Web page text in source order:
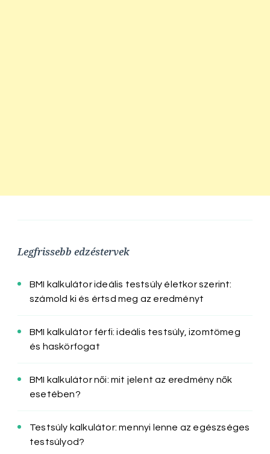
Legfrissebb edzéstervek
BMI kalkulátor ideális testsúly életkor szerint:
számold ki és értsd meg az eredményt
BMI kalkulátor férfi: ideális testsúly, izomtömeg
és haskörfogat
BMI kalkulátor női: mit jelent az eredmény nők
esetében?
Testsúly kalkulátor: mennyi lenne az egészséges
testsúlyod?